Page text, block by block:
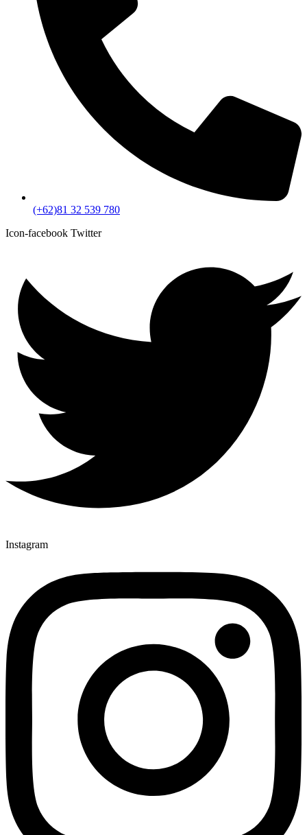
(+62)81 32 539 780
Icon-facebook Twitter
Instagram